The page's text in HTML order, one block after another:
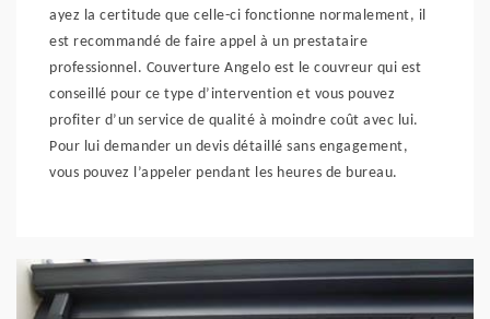
ayez la certitude que celle-ci fonctionne normalement, il
est recommandé de faire appel à un prestataire
professionnel. Couverture Angelo est le couvreur qui est
conseillé pour ce type d’intervention et vous pouvez
profiter d’un service de qualité à moindre coût avec lui.
Pour lui demander un devis détaillé sans engagement,
vous pouvez l’appeler pendant les heures de bureau.